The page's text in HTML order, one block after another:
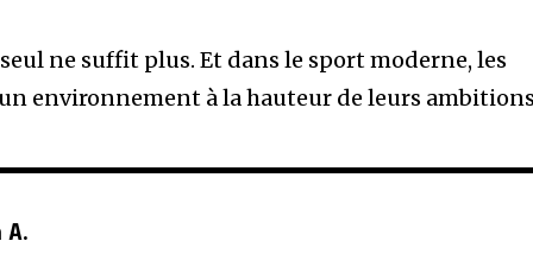
ne suffit plus. Et dans le sport moderne, les
environnement à la hauteur de leurs
A.